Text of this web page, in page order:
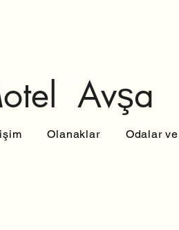
Avşa
Olanaklar Odalar